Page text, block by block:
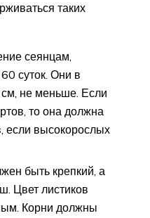
таких
сеянцам,
суток. Они в
не меньше. Если
то она должна
если высокорослых
быть крепкий, а
Цвет листиков
Корни должны